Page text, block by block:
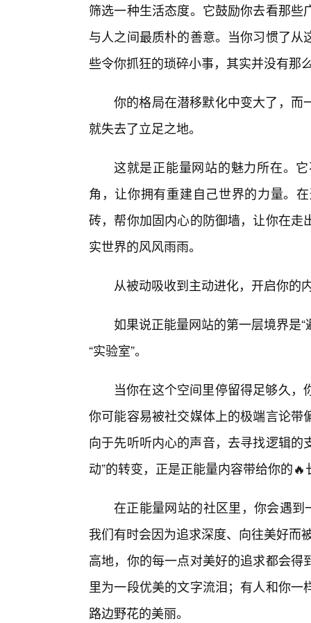
筛选一种生活态度。它鼓励你去看那
与人之间最质朴的善意。当你习惯了
些令你抓狂的琐碎小事，其实并没有那
你的格局在潜移默化中变大了，而
就失去了立足之地。
这就是正能量网站的魅力所在。
角，让你拥有重建自己世界的力量。
砖，帮你加固内心的防御墙，让你在
实世界的风风雨雨。
从被动吸收到主动进化，开启你的
如果说正能量网站的第一层境界是
“实验室”。
当你在这个空间里停留得足够久
你可能容易被社交媒体上的极端言论
向于先听听内心的声音，去寻找逻辑的
动”的转变，正是正能量内容带给你的🔥
在正能量网站的社区里，你会遇到
我们有时会因为追求深度、向往美好而
高地，你的每一点对美好的追求都会
里为一段优美的文字流泪；有人和你
路边野花的美丽。